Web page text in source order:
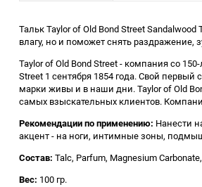
Тальк Taylor of Old Bond Street
влагу, но и поможет снять
Taylor of Old Bond Street - компания со
Street 1 сентября 1854 года. Свой
марки живы и в наши дни. Taylor of Old
самых взыскательных клиентов.
Рекомендации по применению: Нанести
акцент - на ноги, интимные зоны,
Состав: Talc, Parfum, Magnesium
Вес: 100 гр.